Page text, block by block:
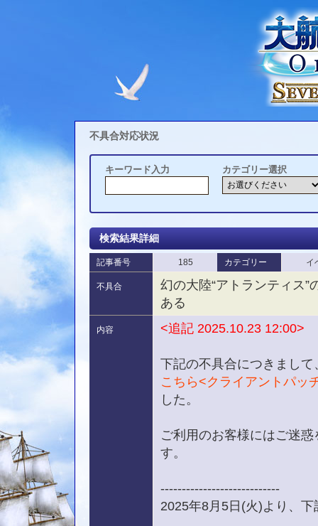
不具合対応状況
キーワード入力 カテゴリー選択
検索結果詳細
記事番号 185 カテゴリー イ
不具合
幻の大陸“アトランティス
ある
内容 <追記 2025.10.23 12:00>
下記の不具合につきまして
こちら<クライアントパッ
した。
ご利用のお客様にはご迷
す。
----------------------------
2025年8月5日(火)より、